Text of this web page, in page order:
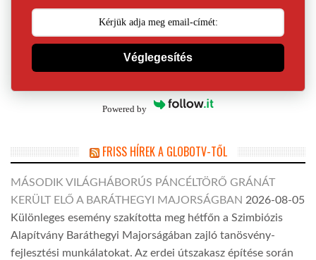
Véglegesítés
Powered by
FRISS HÍREK A GLOBOTV-TŐL
MÁSODIK VILÁGHÁBORÚS PÁNCÉLTÖRŐ GRÁNÁT
KERÜLT ELŐ A BARÁTHEGYI MAJORSÁGBAN 2026-08-05
Különleges esemény szakította meg hétfőn a Szimbiózis
Alapítvány Baráthegyi Majorságában zajló tanösvény-
fejlesztési munkálatokat. Az erdei útszakasz építése során